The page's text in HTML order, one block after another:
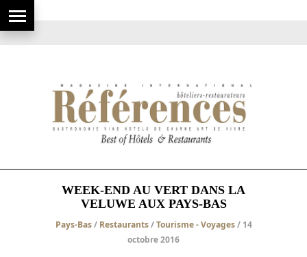
WEEK-END AU VERT DANS LA
VELUWE AUX PAYS-BAS
Pays-Bas/ Restaurants/Tourisme - Voyages/ 14
octobre 2016